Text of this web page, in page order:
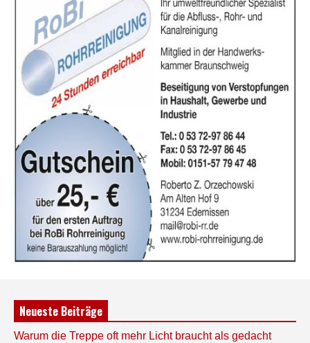
Neueste Beiträge
Warum die Treppe oft mehr Licht braucht als gedacht